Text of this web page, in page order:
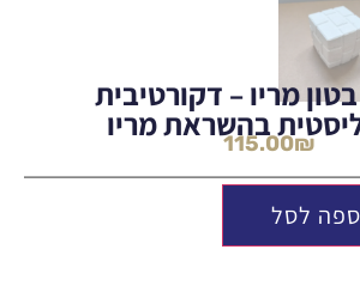
מריו – דקורטיבית
בהשראת מריו
115.00₪
לסל